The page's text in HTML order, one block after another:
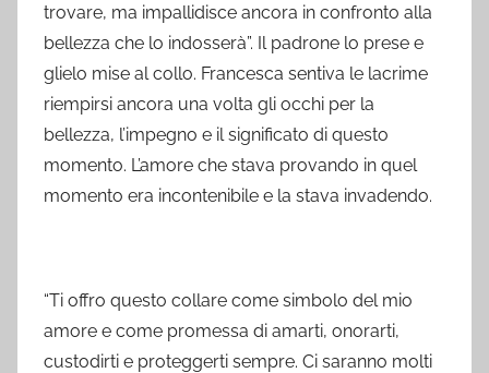
trovare, ma impallidisce ancora in confronto alla
bellezza che lo indosserà”. Il padrone lo prese e
glielo mise al collo. Francesca sentiva le lacrime
riempirsi ancora una volta gli occhi per la
bellezza, l’impegno e il significato di questo
momento. L’amore che stava provando in quel
momento era incontenibile e la stava invadendo.
“Ti offro questo collare come simbolo del mio
amore e come promessa di amarti, onorarti,
custodirti e proteggerti sempre. Ci saranno molti